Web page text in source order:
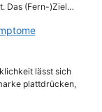
Das (Fern-)Ziel…
lässt sich
plattdrücken,